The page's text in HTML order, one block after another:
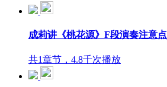
成莉讲《桃花源》F段演奏注意点
共1章节，4.8千次播放